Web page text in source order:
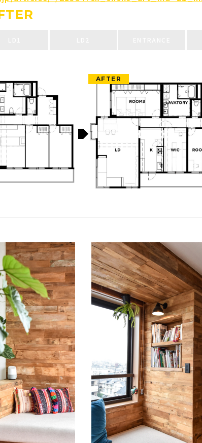
AFTER